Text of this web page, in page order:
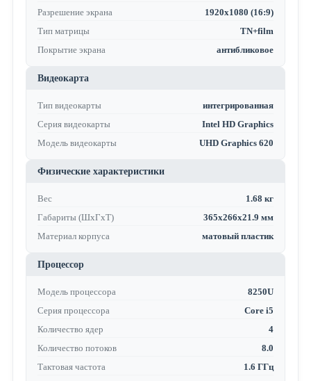
Разрешение экрана
1920x1080 (16:9)
Тип матрицы
TN+film
Покрытие экрана
антибликовое
Видеокарта
Тип видеокарты
интегрированная
Серия видеокарты
Intel HD Graphics
Модель видеокарты
UHD Graphics 620
Физические характеристики
Вес
1.68 кг
Габариты (ШхГхТ)
365x266x21.9 мм
Материал корпуса
матовый пластик
Процессор
Модель процессора
8250U
Серия процессора
Core i5
Количество ядер
4
Количество потоков
8.0
Тактовая частота
1.6 ГГц